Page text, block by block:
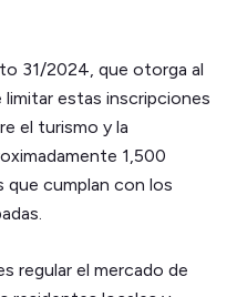
31/2024, que otorga al
estas inscripciones
el turismo y la
1,500
cumplan con los
regular el mercado de